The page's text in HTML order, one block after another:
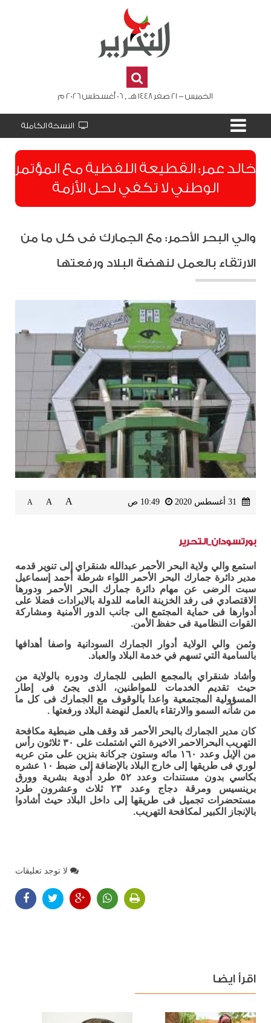
الخميس - 21 صفر 1448 هـ , 06 أغسطس 2026 م
النسخة الكاملة
​خالد عمر: القطيعة اللفظية مع المؤتمر
الوطني لا تكفي لحل الأزمة
والي البحر الأحمر: مع الجمارك فى كل ما من
الارتقاء بالعمل لنهضة البلاد ورفعتها
A
A
A
بورتسودان_التحرير
استمع والي ولاية البحر الأحمر عبدالله شنقراي إلى تنوير قدمه
مدير دائرة جمارك البحر الأحمر اللواء شرطة أحمد إسماعيل
سبت الرضى عن مهام دائرة جمارك البحر الأحمر ودورها
الاقتصادي فى رفد الخزينة العامه للدولة بالايرادات فضلا على
أدوارها فى حماية المجتمع الى جانب الدور الأمنية ومشاركة
القوات النظامية فى حفظ الأمن.
وثمن والي الولاية أدوار الجمارك السودانية واصفا أهدافها
بالسامية التي تسهم في خدمة البلاد والعباد.
وأشاد شنقراي بالمجمع الطبى للجمارك ودوره بالولاية من
حيث تقديم الخدمات للمواطنين، الذى يجئ فى إطار
المسؤولية المجتمعية واعدا بالوقوف مع الجمارك فى كل ما
من شأنه السمو والارتقاء بالعمل لنهضة البلاد ورفعتها .
كان مدير الجمارك بالبحر الأحمر قد وقف هلى ضبطية مكافحة
التهريب البحرالاحمر الاخيرة التي اشتملت على ٣٠ ثلاثون رأس
من الإبل وعدد ١٦٠ مائه وستون جركانة بنزين على متن عربه
لوري فى طريقها إلى خارج البلاد بالإضافة إلى ضبط ١٠ عشره
بكاسي بدون مستندات وعدد ٥٢ طرد أدوية بشرية وورق
برينسيس ومرقة دجاج وعدد ٢٣ ثلاث وعشرون طرد
مستحضرات تجميل فى طريقها إلى داخل البلاد حيث أشادوا
بالإنجاز الكبير لمكافحة التهريب.
لا توجد تعليقات
اقرأ ايضا